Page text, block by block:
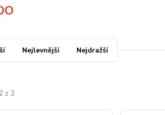
Nejlevnější Nejdražší
z 2